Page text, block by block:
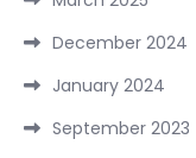
December 2024
January 2024
September 2023